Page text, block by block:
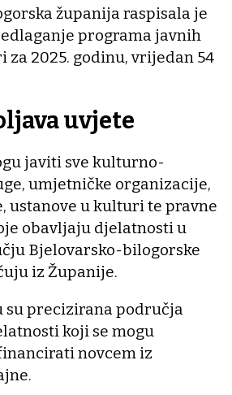
županija raspisala je
programa javnih
2025. godinu, vrijedan 54
uvjete
javiti sve kulturno-
umjetničke organizacije,
ustanove u kulturi te pravne
obavljaju djelatnosti u
Bjelovarsko-bilogorske
iz Županije.
su precizirana područja
koji se mogu
novcem iz